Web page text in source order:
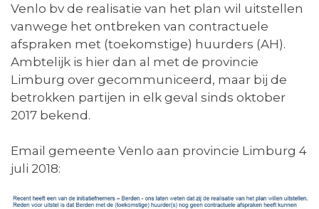
Venlo bv de realisatie van het plan wil uitstellen
vanwege het ontbreken van contractuele
afspraken met (toekomstige) huurders (AH).
Ambtelijk is hier dan al met de provincie
Limburg over gecommuniceerd, maar bij de
betrokken partijen in elk geval sinds oktober
2017 bekend.
Email gemeente Venlo aan provincie Limburg 4
juli 2018: